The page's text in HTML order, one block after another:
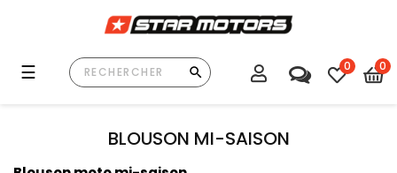
Basculer
☰ 0 0
BLOUSON MI-SAISON